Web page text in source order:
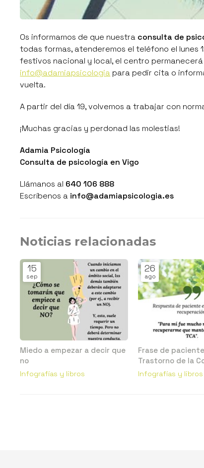
Os informamos de que nuestra consulta de
todas formas, atenderemos el teléfono el lunes
festivos nacional y local, el centro
info@adamiapsicologia para pedir cita o
vuelta.
A partir del día 19, volvemos a trabajar con
¡Muchas gracias y perdonad las molestias!
Adamia Psicología
Consulta de psicología en Vigo
Llámanos al 640 106 888
Escríbenos a info@adamiapsicologia.es
Noticias relacionadas
15
sep
Miedo a empezar a decir que
no
Infografías y libros
26
ago
Frase de
Trastorno de la
Alimentaria (TCA)
Infografías y libros